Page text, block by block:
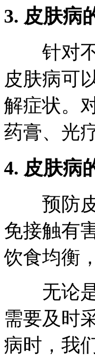
3. 皮肤病
针对不
皮肤病可
解症状。
药膏、光
4. 皮肤病
预防皮
免接触有
饮食均衡
无论是
需要及时
病时，我